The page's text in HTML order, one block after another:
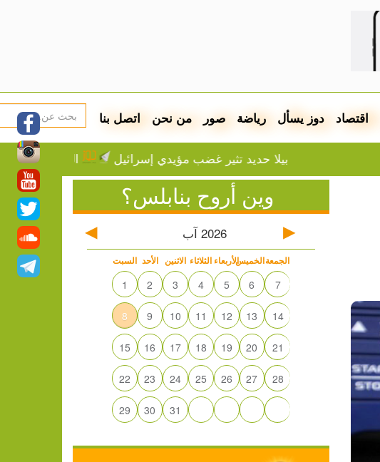
اقتصاد دوز يسأل رياضة صور من نحن اتصل بنا
بيلا حديد تثير غضب مؤيدي إسرائيل الطقس: ارتفاع
وين أروح بنابلس؟
2026 آب
السبت الأحد الاثنين الثلاثاء الأربعاءالخميسالجمعة
1 2 3 4 5 6 7
8 9 10 11 12 13 14
15 16 17 18 19 20 21
22 23 24 25 26 27 28
29 30 31